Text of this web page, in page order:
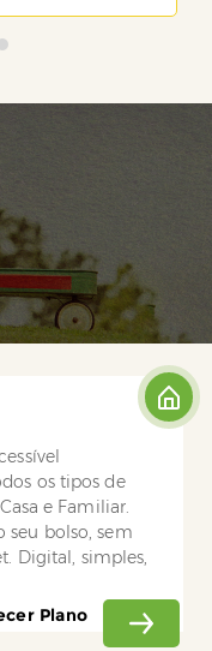
os tipos de
e Familiar.
seu bolso, sem
Digital, simples,
Plano